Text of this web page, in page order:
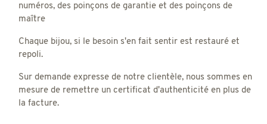
numéros, des poinçons de garantie et des poinçons de
maître
Chaque bijou, si le besoin s'en fait sentir est restauré et
repoli.
Sur demande expresse de notre clientèle, nous sommes en
mesure de remettre un certificat d'authenticité en plus de
la facture.